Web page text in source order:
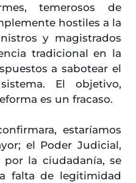
temerosos de
hostiles a la
y magistrados
tradicional en la
a sabotear el
El objetivo,
es un fracaso.
estaríamos
el Poder Judicial,
la ciudadanía, se
falta de legitimidad